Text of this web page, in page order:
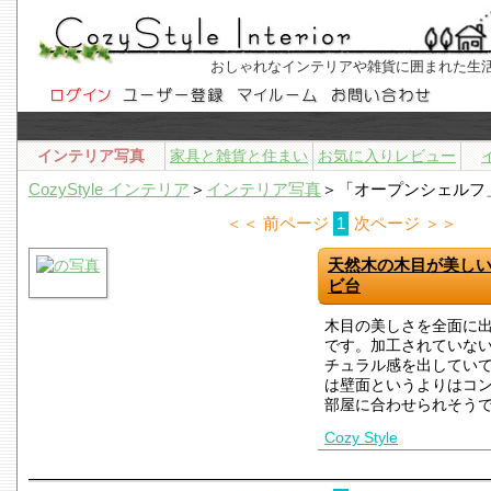
おしゃれなインテリアや雑貨に囲まれた生
インテリア写真 家具と雑貨と住まい お気に入りレビュー
CozyStyle インテリア ＞ インテリア写真＞「オープンシェル
＜＜ 前ページ 1 次ページ ＞＞
天然木の木目が美し
ビ台
木目の美しさを全面に
です。加工されていな
チュラル感を出してい
は壁面というよりはコ
部屋に合わせられそう
Cozy Style